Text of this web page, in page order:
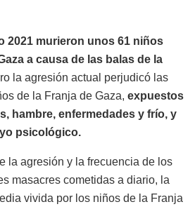
2021 murieron unos 61 niños
a causa de las balas de la
la agresión actual perjudicó las
de la Franja de Gaza, expuestos
hambre, enfermedades y frío, y
psicológico.
la agresión y la frecuencia de los
masacres cometidas a diario, la
vivida por los niños de la Franja